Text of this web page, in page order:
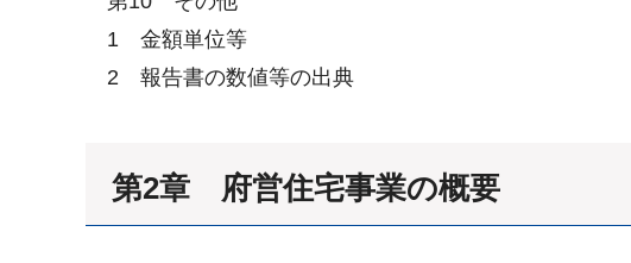
1 金額単位等
2 報告書の数値等の出典
第2章 府営住宅事業の概要